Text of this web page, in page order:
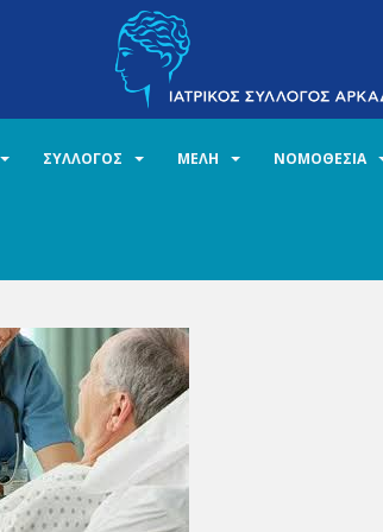
ΣΥΛΛΟΓΟΣ ΜΕΛΗ ΝΟΜΟΘΕΣΙΑ